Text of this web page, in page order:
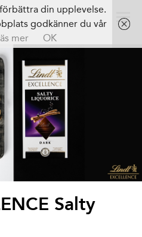
Salty
din upplevelse.
godkänner du vår
mer OK